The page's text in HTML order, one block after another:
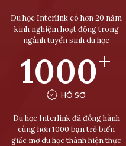
Du học Interlink có hơn 20 năm
kinh nghiệm hoạt động trong
ngành tuyển sinh du học
1000+
HỒ SƠ
Du học Interlink đã đồng hành
cùng hơn 1000 bạn trẻ biến
giấc mơ du học thành hiện thực